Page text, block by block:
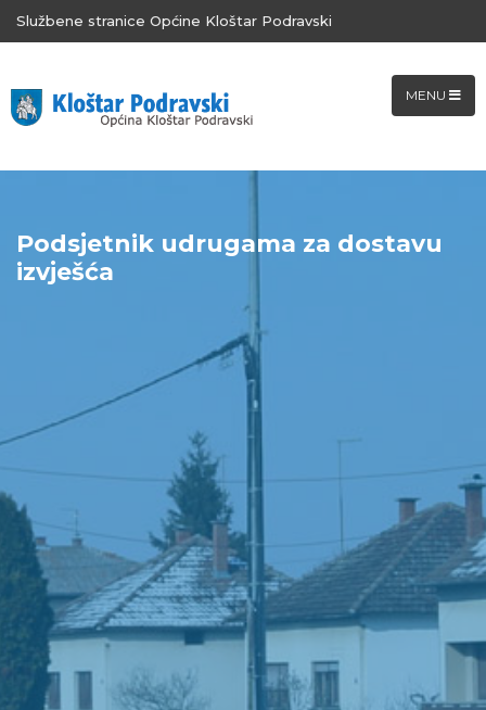
Službene stranice Općine Kloštar Podravski
MENU
Podsjetnik udrugama za dostavu
izvješća